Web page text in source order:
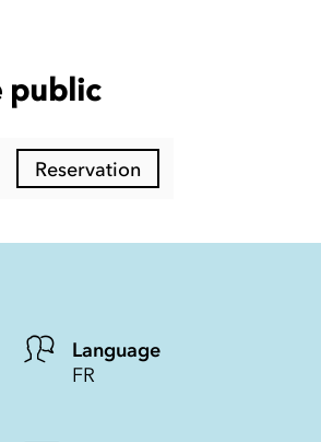
public
Reservation
Language
FR